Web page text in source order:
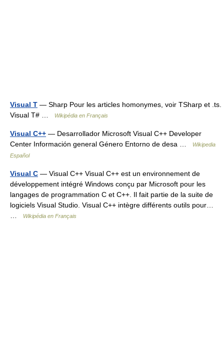
Visual T — Sharp Pour les articles homonymes, voir TSharp et .ts.
Visual T# …
Wikipédia en Français
Visual C++ — Desarrollador Microsoft Visual C++ Developer
Center Información general Género Entorno de desa …
Wikipedia
Español
Visual C — Visual C++ Visual C++ est un environnement de
développement intégré Windows conçu par Microsoft pour les
langages de programmation C et C++. Il fait partie de la suite de
logiciels Visual Studio. Visual C++ intègre différents outils pour…
Wikipédia en Français